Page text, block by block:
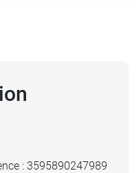
: 3595890247989